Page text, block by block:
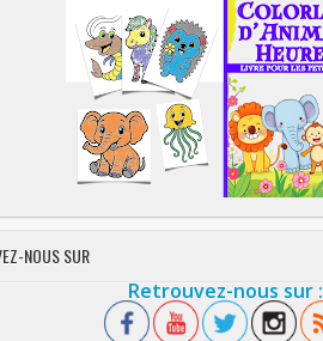
NOUS SUR
Retrouvez-nous sur :